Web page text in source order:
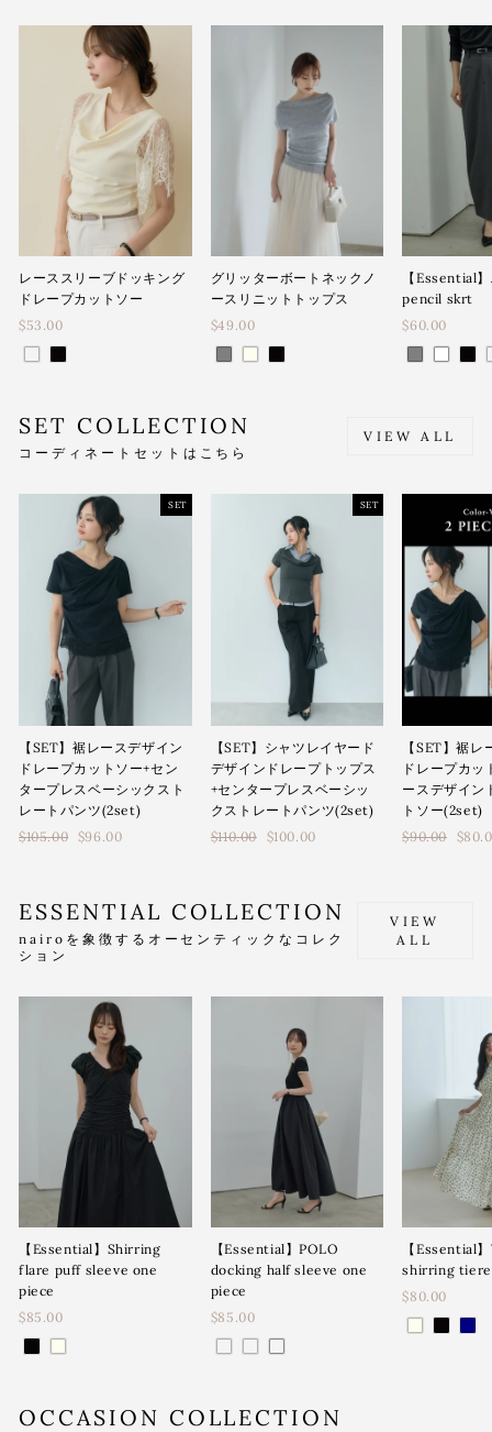
レーススリーブドッキング
ドレープカットソー
$53.00
グリッターボートネックノ
ースリニットトップス
$49.00
【Essential
pencil skrt
$60.00
SET COLLECTION
コーディネートセットはこちら
VIEW ALL
SET
【SET】裾レースデザイン
ドレープカットソー+セン
タープレスベーシックスト
レートパンツ(2set)
通
$105.00 $96.00
SET
【SET】シャツレイヤード
デザインドレープトップス
+センタープレスベーシッ
クストレートパンツ(2set)
通
$110.00 $100.00
【SET】裾
ドレープカッ
ースデザイン
トソー(2set)
通
$90.00
ESSENTIAL COLLECTION
nairoを象徴するオーセンティックなコレク
ション
VIEW
ALL
【Essential】Shirring
flare puff sleeve one
piece
$85.00
【Essential】POLO
docking half sleeve one
piece
$85.00
【Essential
shirring
$80.00
OCCASION COLLECTION